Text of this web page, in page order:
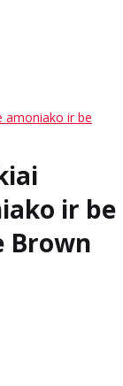
amoniako ir be
ir be
Brown